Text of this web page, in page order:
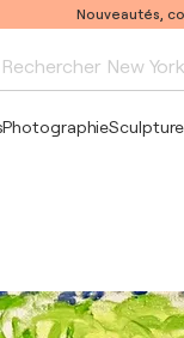
Nouveautés,
Rechercher New York
PhotographieSculpture